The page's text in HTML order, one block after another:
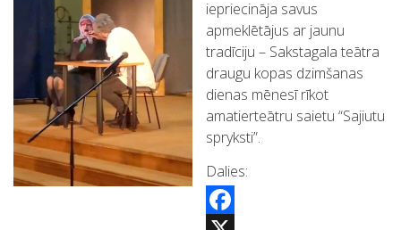
iepriecināja savus
apmeklētājus ar jaunu
tradīciju – Sakstagala teātra
draugu kopas dzimšanas
dienas mēnesī rīkot
amatierteātru saietu “Sajiutu
spryksti”.
Dalies: